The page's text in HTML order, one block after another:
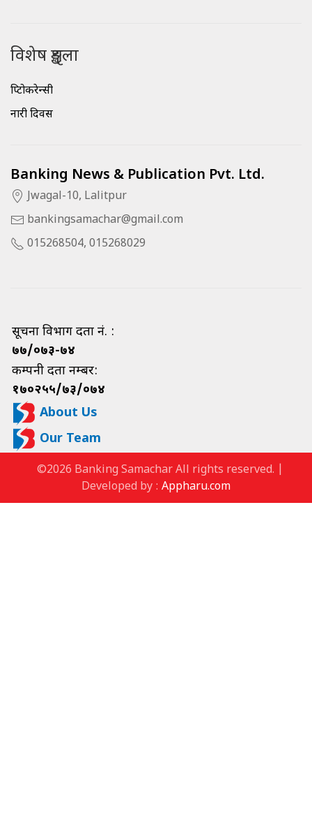
विशेष शृङ्खला
क्रिप्टोकरेन्सी
नारी दिवस
Banking News & Publication Pvt. Ltd.
Jwagal-10, Lalitpur
bankingsamachar@gmail.com
015268504, 015268029
सूचना विभाग दर्ता नं. :
७७/०७३-७४
कम्पनी दर्ता नम्बर:
१७०२५५/७३/०७४
About Us
Our Team
©2026 Banking Samachar All rights reserved. |
Developed by : Appharu.com